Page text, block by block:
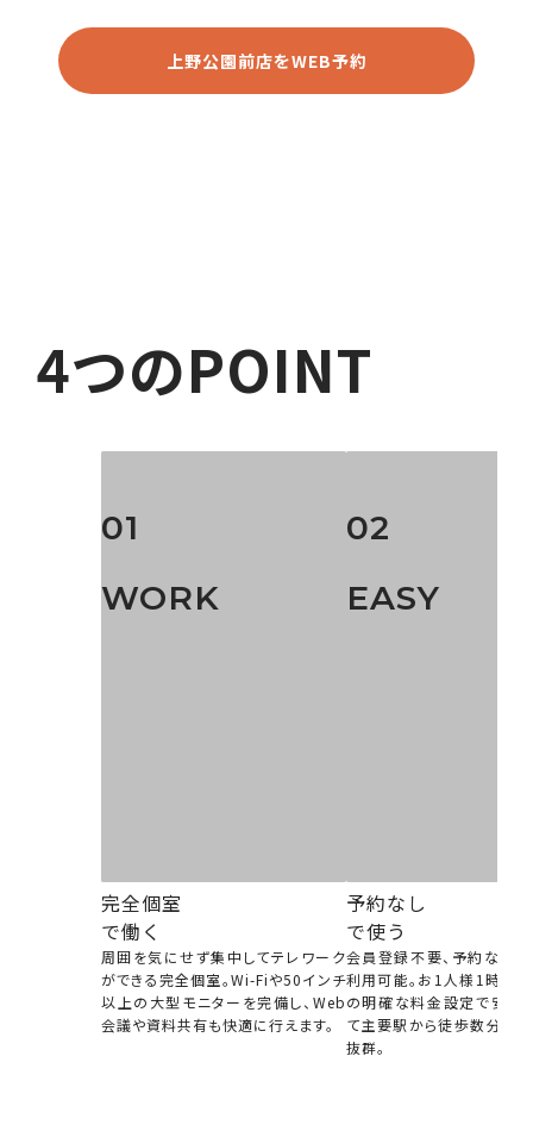
上野公園前店をWEB予約
4つのPOINT
01
WORK
完全個室
で働く
周囲を気にせず集中してテレワーク
ができる完全個室。Wi-Fiや50インチ
以上の大型モニターを完備し、Web
会議や資料共有も快適に行えます。
02
EASY
予約なし
で使う
会員登録不要、予約なし
利用可能。お1人様1時間
の明確な料金設定で安心
て主要駅から徒歩数分と
抜群。